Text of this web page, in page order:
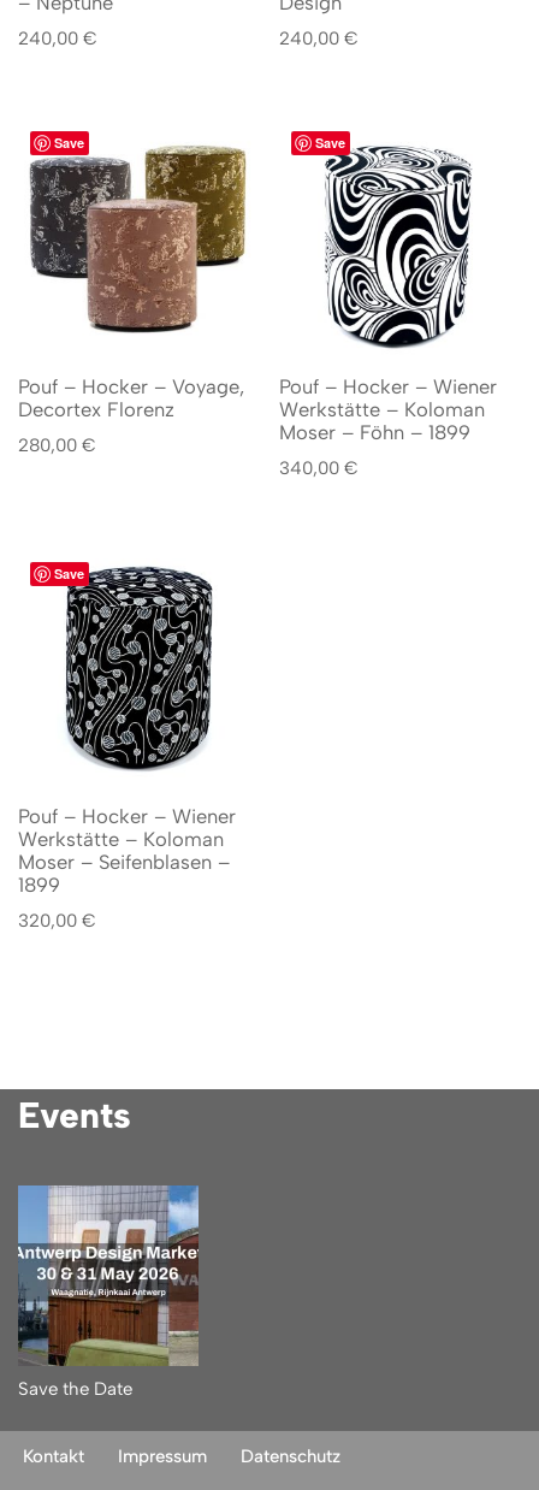
240,00 € 240,00€
Save
Pouf – Hocker – Voyage,
Decortex Florenz
280,00 €
Save
Pouf – Hocker – Wiener
Werkstätte – Koloman
Moser – Föhn – 1899
340,00€
Save
Pouf – Hocker – Wiener
Werkstätte – Koloman
Moser – Seifenblasen –
1899
320,00 €
Events
Save the Date
Kontakt Impressum Datenschutz